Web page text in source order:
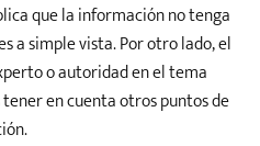
que la información no tenga
a simple vista. Por otro lado, el
o autoridad en el tema
en cuenta otros puntos de